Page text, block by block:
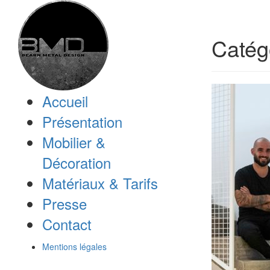
Accueil
Présentation
Mobilier &
Décoration
Matériaux & Tarifs
Presse
Contact
Mentions légales